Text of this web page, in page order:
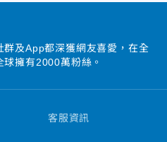
及App都深獲網友喜愛，在全
擁有2000萬粉絲。
客服資訊